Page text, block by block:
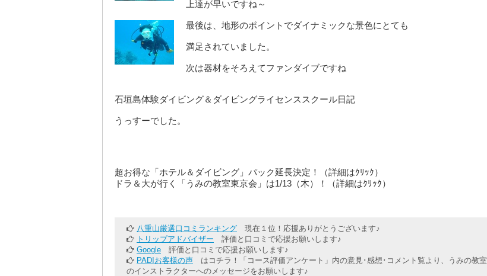
上達が早いですね～
最後は、地形のポイントでダイナミックな景色にとても
満足されていました。
次は器材をそろえてファンダイブですね
石垣島体験ダイビング＆ダイビングライセンススクール日記
うっすーでした。
超お得な「ホテル＆ダイビング」パック延長決定！（詳細はｸﾘｯｸ）
ドラ＆大が行く「うみの教室東京会」は1/13（木）！（詳細はｸﾘｯｸ）
八重山厳選口コミランキング 現在１位！応援ありがとうございます♪
トリップアドバイザー 評価と口コミで応援お願いします♪
Google 評価と口コミで応援お願いします♪
PADIお客様の声 はコチラ！「コース評価アンケート」内の意見･感想･コメント覧より、うみの教室
のインストラクターへのメッセージをお願いします♪